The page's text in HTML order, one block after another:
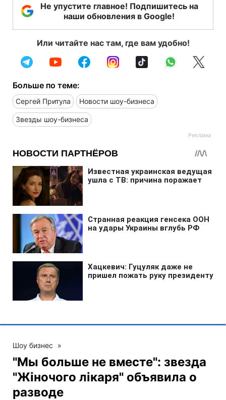
Не упустите главное! Подпишитесь на
наши обновления в Google!
Или читайте нас там, где вам удобно!
Больше по теме:
Сергей Притула Новости шоу-бизнеса
Звезды шоу-бизнеса
Шоу бизнес »
"Мы больше не вместе": звезда
"Жіночого лікаря" объявила о
разводе